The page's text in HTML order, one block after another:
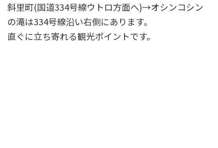
斜里町(国道334号線ウトロ方面へ)→オシンコシン
の滝は334号線沿い右側にあります。
直ぐに立ち寄れる観光ポイントです。